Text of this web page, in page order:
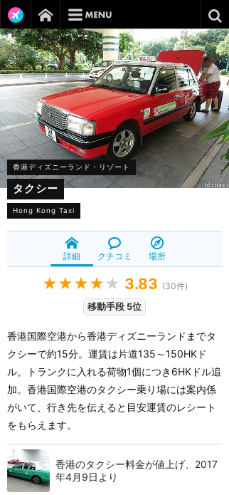
香港ディズニーランド・リゾート
タクシー
Hong Kong Taxi
詳細 クチコミ 場所
★★★★ ★ 3.83 (30件)
移動手段 5位
香港国際空港から香港ディズニーランドまでタ
クシーで約15分。運賃は片道135～150HKド
ル。トランクに入れる荷物1個につき6HKドル追
加。香港国際空港のタクシー乗り場には案内係
がいて、行き先を伝えると目安運賃のレシート
をもらえます。
香港のタクシー料金が値上げ、2017
年4月9日より